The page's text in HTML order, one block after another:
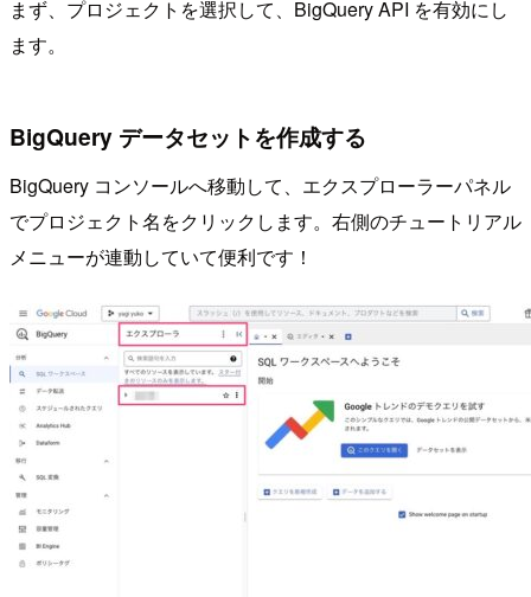
まず、プロジェクトを選択して、BigQuery API を有効にし
ます。
BigQuery データセットを作成する
BigQuery コンソールへ移動して、エクスプローラーパネル
でプロジェクト名をクリックします。右側のチュートリアル
メニューが連動していて便利です！